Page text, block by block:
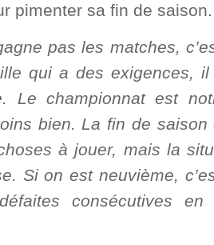
pimenter sa fin de saison.
pas les matches,
qui a des exigences,
Le championnat est
bien. La fin de
à jouer, mais la
Si on est neuvième,
consécutives en